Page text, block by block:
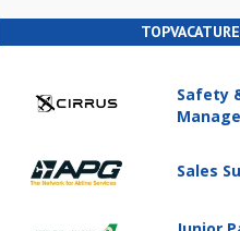
Safety
Sales